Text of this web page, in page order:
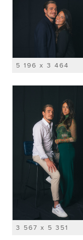
5 196 x 3 464
3 567 x 5 351